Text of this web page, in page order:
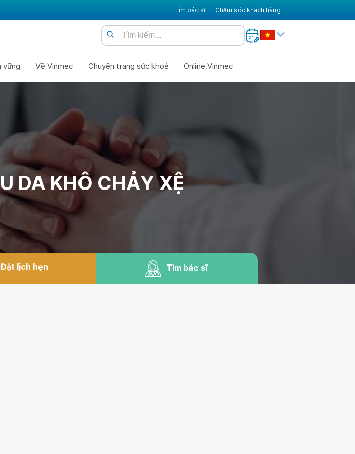
Tìm bác sĩ Chăm sóc khách hàng
vững Về Vinmec Chuyên trang sức khoẻ Online.Vinmec
DA KHÔ CHẢY XỆ
Đặt lịch hẹn Tìm bác sĩ